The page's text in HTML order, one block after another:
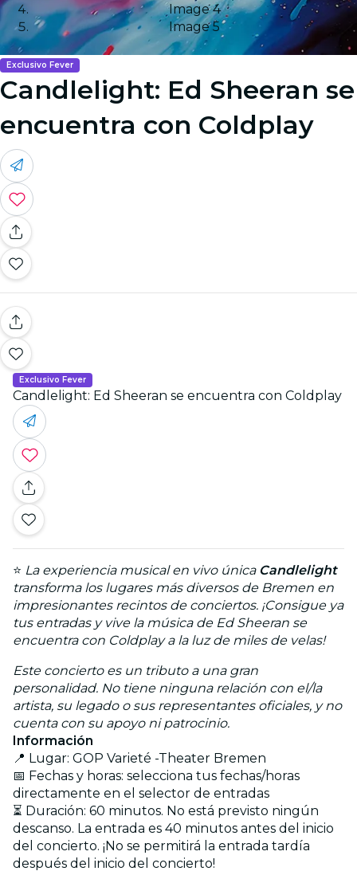
Image 4
Image 5
Exclusivo Fever
Candlelight: Ed Sheeran se
encuentra con Coldplay
Exclusivo Fever
Candlelight: Ed Sheeran se encuentra con Coldplay
⭐ La experiencia musical en vivo única Candlelight
transforma los lugares más diversos de Bremen en
impresionantes recintos de conciertos. ¡Consigue ya
tus entradas y vive la música de Ed Sheeran se
encuentra con Coldplay a la luz de miles de velas!
Este concierto es un tributo a una gran
personalidad. No tiene ninguna relación con el/la
artista, su legado o sus representantes oficiales, y no
cuenta con su apoyo ni patrocinio.
Información
📍 Lugar: GOP Varieté -Theater Bremen
📅 Fechas y horas: selecciona tus fechas/horas
directamente en el selector de entradas
⏳ Duración: 60 minutos. No está previsto ningún
descanso. La entrada es 40 minutos antes del inicio
del concierto. ¡No se permitirá la entrada tardía
después del inicio del concierto!